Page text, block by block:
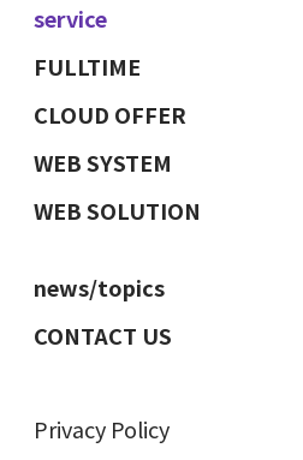
service
FULLTIME
CLOUD OFFER
WEB SYSTEM
WEB SOLUTION
news/topics
CONTACT US
Privacy Policy